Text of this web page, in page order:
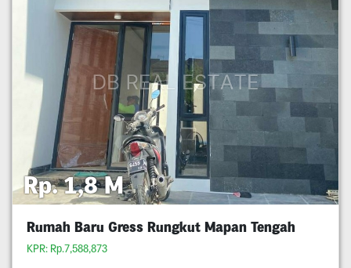
Rp. 1,8 M
Rumah Baru Gress Rungkut Mapan Tengah
KPR: Rp.7,588,873